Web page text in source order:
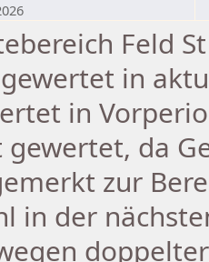
Feld
in
in
gewertet, da
zur
in der